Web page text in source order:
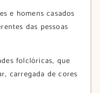
e homens casados
das pessoas
folclóricas, que
carregada de cores